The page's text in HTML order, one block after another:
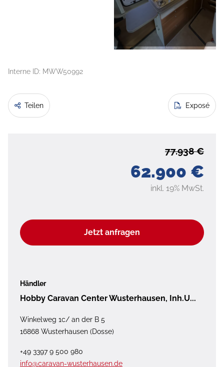
Interne ID: MWW50992
Teilen Exposé
62.900 €
77.938 €
inkl. 19% MwSt.
Jetzt anfragen
Händler
Hobby Caravan Center Wusterhausen, Inh.U...
Winkelweg 1c/ an der B 5
16868 Wusterhausen (Dosse)
+49 3397 9 500 980
info@caravan-wusterhausen.de